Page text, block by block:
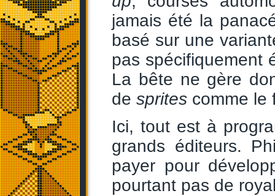
jamais été la
basé sur une
pas spécifiquement
La bête ne gère
de sprites comme le
Ici, tout est à
grands éditeurs.
payer pour
pourtant pas de